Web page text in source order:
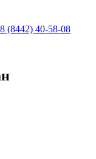
8 (8442) 40-58-08